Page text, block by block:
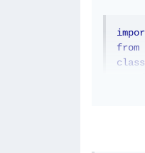
from
class